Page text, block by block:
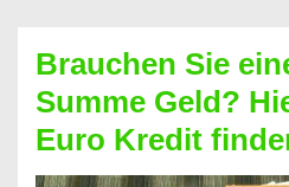
Geht
das
überhaupt?
Na
Brauchen Sie
Summe Geld?
Euro Kredit